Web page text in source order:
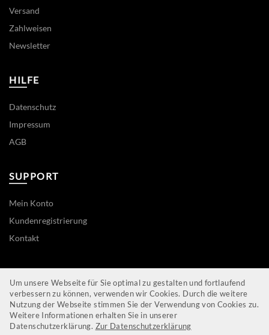
Versand
Zahlweisen
Newsletter
HILFE
Datenschutz
Impressum
AGB
SUPPORT
Mein Konto
Kundenregistrierung
Kontakt
ZAHLWEISEN
Um unsere Webseite für Sie optimal zu gestalten und fortlaufend
verbessern zu können, verwenden wir Cookies. Durch die weitere
Nutzung der Webseite stimmen Sie der Verwendung von Cookies zu.
Weitere Informationen erhalten Sie in unserer
Datenschutzerklärung. Zur Datenschutzerklärung